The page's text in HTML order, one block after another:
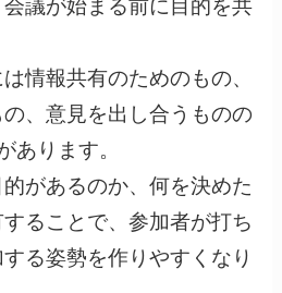
議が始まる前に目的を共
情報共有のためのもの、
、意見を出し合うものの
あります。
があるのか、何を決めた
ることで、参加者が打ち
る姿勢を作りやすくなり